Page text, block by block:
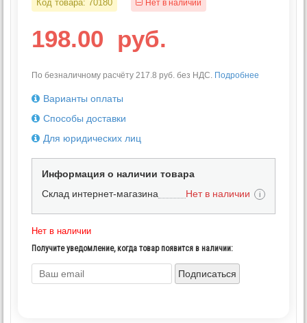
Код товара: 70180 Нет в наличии
198.00 руб.
По безналичному расчёту 217.8 руб. без НДС. Подробнее
Варианты оплаты
Способы доставки
Для юридических лиц
Информация о наличии товара
Склад интернет-магазина
Нет в наличии i
Нет в наличии
Получите уведомление, когда товар появится в наличии:
Подписаться